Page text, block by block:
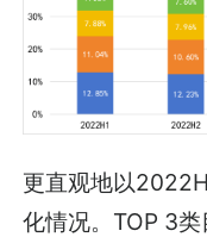
更直观地以
化情况。TOP 3